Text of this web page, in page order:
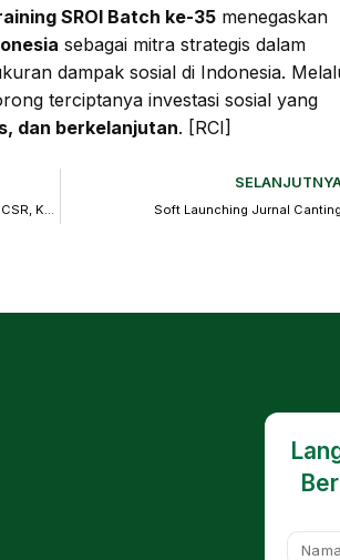
SROI Batch ke-35 menegaskan
sebagai mitra strategis dalam
dampak sosial di Indonesia.
terciptanya investasi sosial yang
dan berkelanjutan. [RCI]
InFUSE x SII Soroti Tantangan Dana CSR, Koperasi, hingga Strategi Marketing ESG Soft Launching Jurnal Canting